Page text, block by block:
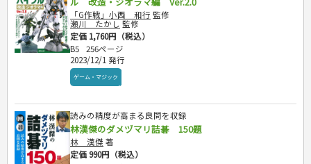
「G作戦」小西 和行 監修
瀬川 たかし 監修
定価 1,760円（税込）
B5
256ページ
2023/12/1 発行
ゲーム・マジック
読みの精度が高まる良問を収録
林漢傑のダメヅマリ詰碁 150題
林 漢傑 著
定価 990円（税込）